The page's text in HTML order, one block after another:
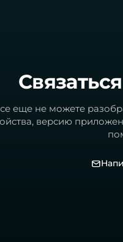
еще не можете
версию